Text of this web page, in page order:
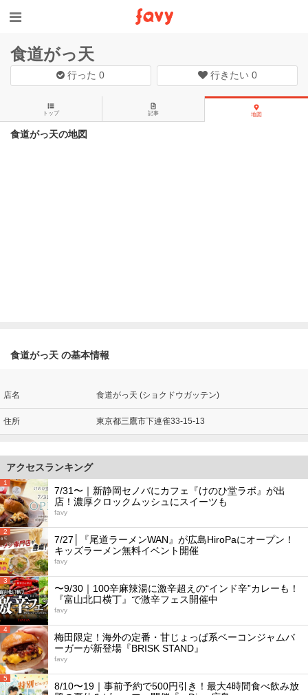
食道がっ天
行った0 行きたい 0
トップ 記事 地図
食道がっ天の地図
食道がっ天 の基本情報
店名 食道がっ天 (ショクドウガッテン)
住所 東京都三鷹市下連雀33-15-13
アクセスランキング
1
7/31〜｜新静岡セノバにカフェ『けのひ堂ラボ』が出
店！濃厚クロックムッシュにスイーツも
favy
2
7/27│『尾道ラーメンWAN』が広島HiroPaにオープン！
キッズラーメン無料イベント開催
favy
3
〜9/30｜100辛麻辣湯に激辛超えの“インド辛”カレーも！
『富山北口横丁』で激辛フェス開催中
favy
4
梅田限定！海外の定番・甘じょっぱ系ベーコンジャムバ
ーガーが新登場『BRISK STAND』
favy
5
8/10〜19｜事前予約で500円引き！最大4時間食べ飲み放